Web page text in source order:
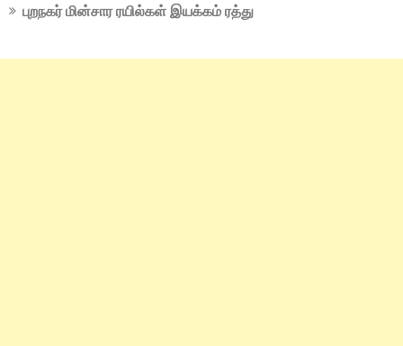
புறநகர் மின்சார ரயில்கள் இயக்கம் ரத்து